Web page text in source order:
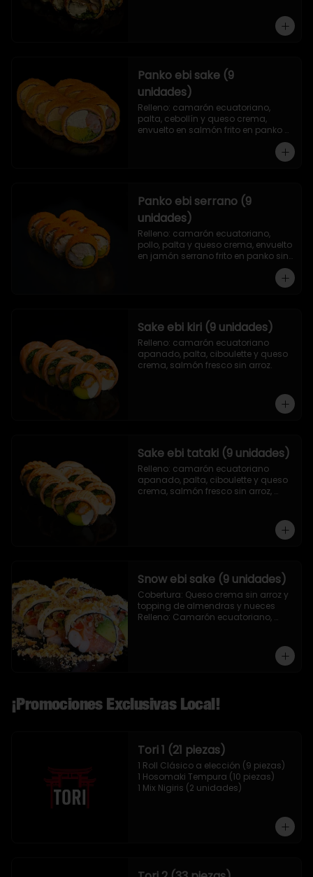
Panko ebi sake (9
unidades)
Relleno: camarón ecuatoriano,
palta, cebollín y queso crema,
envuelto en salmón frito en panko
Panko ebi serrano (9
unidades)
Relleno: camarón ecuatoriano,
pollo, palta y queso crema, envuelto
en jamón serrano frito en panko sin
Sake ebi kiri (9 unidades)
Relleno: camarón ecuatoriano
apanado, palta, ciboulette y queso
crema, salmón fresco sin arroz.
Sake ebi tataki (9 unidades)
Relleno: camarón ecuatoriano
apanado, palta, ciboulette y queso
crema, salmón fresco sin arroz,
Snow ebi sake (9 unidades)
Cobertura: Queso crema sin arroz y
topping de almendras y nueces
Relleno: Camarón ecuatoriano,
¡Promociones Exclusivas Local!
Tori 1 (21 piezas)
1 Roll Clásico a elección (9 piezas)
1 Hosomaki Tempura (10 piezas)
1 Mix Nigiris (2 unidades)